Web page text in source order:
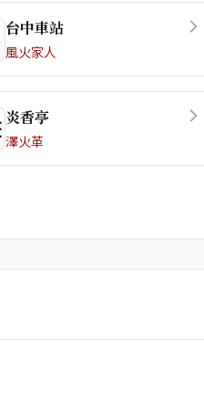
台中車站
風火家人
炎香亭
澤火革